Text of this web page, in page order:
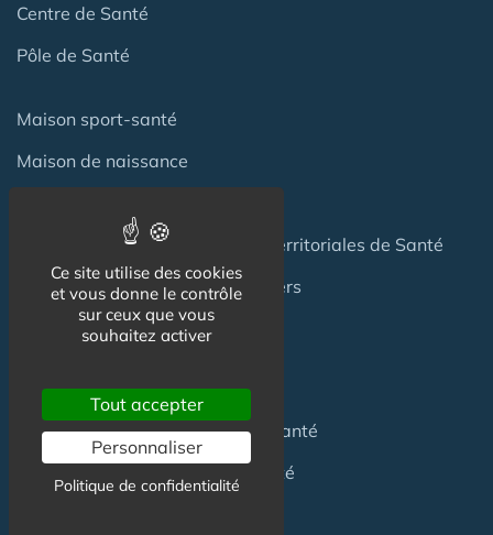
Centre de Santé
Pôle de Santé
Maison sport-santé
Maison de naissance
Communauté Professionnelles Territoriales de Santé
Hotel Patient & Hôtels Hospitaliers
Location locauxen Maison de Santé
en Maison de Santé
Ce site utilise des cookies
et vous donne le contrôle
sur ceux que vous
souhaitez activer
Tout accepter
Personnaliser
Politique de confidentialité